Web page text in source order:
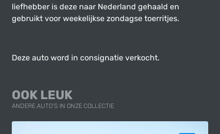
liefhebber is deze naar Nederland gehaald en
gebruikt voor weekelijkse zondagse toerritjes.
Deze auto word in consignatie verkocht.
OOK LEUK
ANDERE AUTO'S IN ONZE COLLECTIE